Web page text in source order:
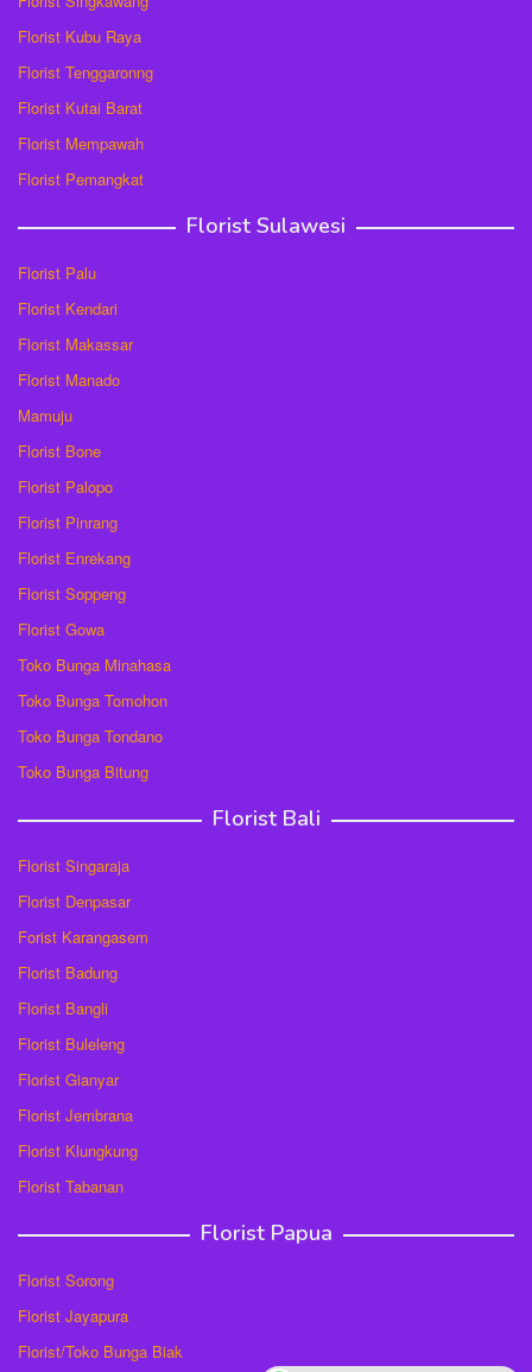
Florist Kubu Raya
Florist Tenggaronng
Florist Kutai Barat
Florist Mempawah
Florist Pemangkat
Florist Sulawesi
Florist Palu
Florist Kendari
Florist Makassar
Florist Manado
Mamuju
Florist Bone
Florist Palopo
Florist Pinrang
Florist Enrekang
Florist Soppeng
Florist Gowa
Toko Bunga Minahasa
Toko Bunga Tomohon
Toko Bunga Tondano
Toko Bunga Bitung
Florist Bali
Florist Singaraja
Florist Denpasar
Forist Karangasem
Florist Badung
Florist Bangli
Florist Buleleng
Florist Gianyar
Florist Jembrana
Florist Klungkung
Florist Tabanan
Florist Papua
Florist Sorong
Florist Jayapura
Florist/Toko Bunga Biak